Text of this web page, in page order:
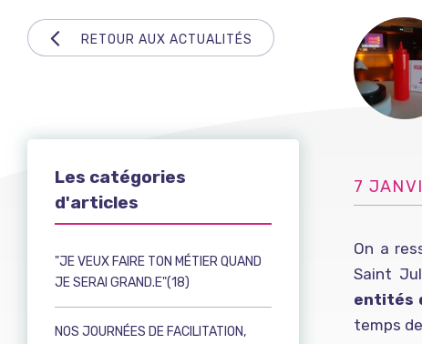
RETOUR AUX ACTUALITÉS
Les catégories
d'articles
"JE VEUX FAIRE TON MÉTIER QUAND
JE SERAI GRAND.E"(18)
NOS JOURNÉES DE FACILITATION,
7
On a
Saint
entités
temps